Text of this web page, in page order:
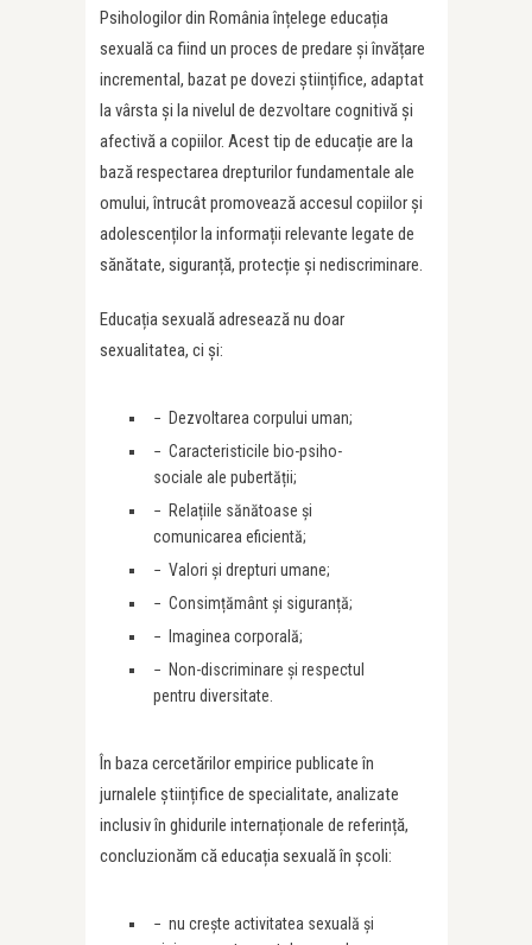
Psihologilor din România înțelege educația
sexuală ca fiind un proces de predare și învățare
incremental, bazat pe dovezi științifice, adaptat
la vârsta și la nivelul de dezvoltare cognitivă și
afectivă a copiilor. Acest tip de educație are la
bază respectarea drepturilor fundamentale ale
omului, întrucât promovează accesul copiilor și
adolescenților la informații relevante legate de
sănătate, siguranță, protecție și nediscriminare.
Educația sexuală adresează nu doar
sexualitatea, ci și:
− Dezvoltarea corpului uman;
− Caracteristicile bio-psiho-
sociale ale pubertății;
− Relațiile sănătoase și
comunicarea eficientă;
− Valori și drepturi umane;
− Consimțământ și siguranță;
− Imaginea corporală;
− Non-discriminare și respectul
pentru diversitate.
În baza cercetărilor empirice publicate în
jurnalele științifice de specialitate, analizate
inclusiv în ghidurile internaționale de referință,
concluzionăm că educația sexuală în școli:
− nu crește activitatea sexuală și